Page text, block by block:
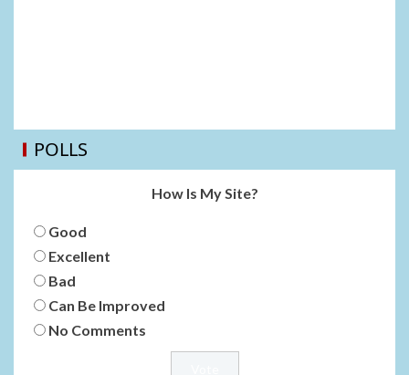
POLLS
How Is My Site?
Good
Excellent
Bad
Can Be Improved
No Comments